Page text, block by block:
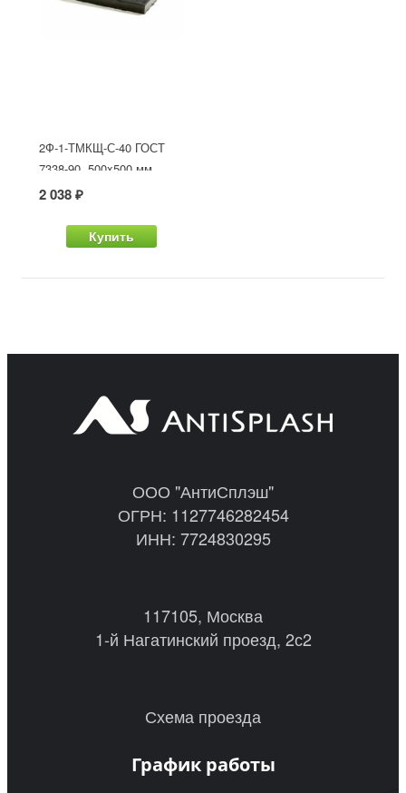
2Ф-1-ТМКЩ-С-40 ГОСТ
7338-90, 500x500 мм
2 038 ₽
Купить
ООО "АнтиСплэш"
ОГРН: 1127746282454
ИНН: 7724830295
117105, Москва
1-й Нагатинский проезд, 2с2
Схема проезда
График работы